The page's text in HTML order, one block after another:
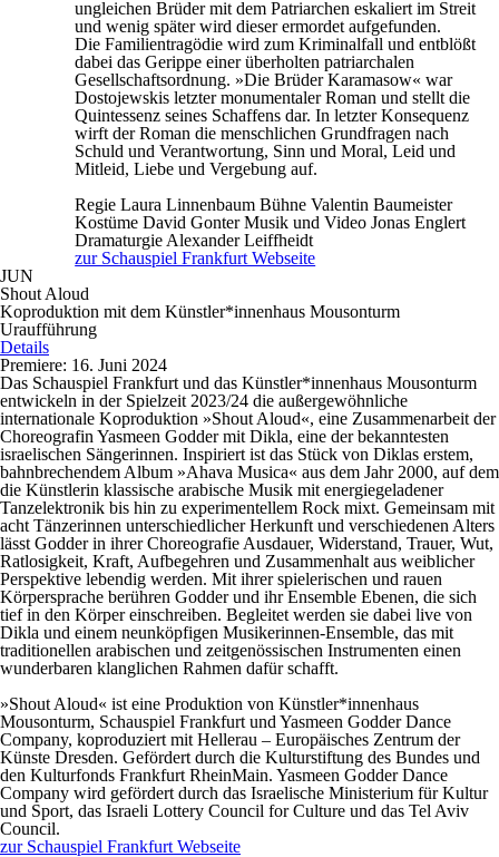
ungleichen Brüder mit dem Patriarchen eskaliert im Streit
und wenig später wird dieser ermordet aufgefunden.
Die Familientragödie wird zum Kriminalfall und entblößt
dabei das Gerippe einer überholten patriarchalen
Gesellschaftsordnung. »Die Brüder Karamasow« war
Dostojewskis letzter monumentaler Roman und stellt die
Quintessenz seines Schaffens dar. In letzter Konsequenz
wirft der Roman die menschlichen Grundfragen nach
Schuld und Verantwortung, Sinn und Moral, Leid und
Mitleid, Liebe und Vergebung auf.
Regie Laura LinnenbaumBühneValentin Baumeister
Kostüme David GonterMusik und Video Jonas Englert
Dramaturgie Alexander Leiffheidt
zur Schauspiel Frankfurt Webseite
JUN
Shout Aloud
Koproduktion mit dem Künstler*innenhaus Mousonturm
Uraufführung
Details
Premiere: 16. Juni 2024
Das Schauspiel Frankfurt und das Künstler*innenhaus Mousonturm
entwickeln in der Spielzeit 2023/24 die außergewöhnliche
internationale Koproduktion »Shout Aloud«, eine Zusammenarbeit der
Choreografin Yasmeen Godder mit Dikla, eine der bekanntesten
israelischen Sängerinnen. Inspiriert ist das Stück von Diklas erstem,
bahnbrechendem Album »Ahava Musica« aus dem Jahr 2000, auf dem
die Künstlerin klassische arabische Musik mit energiegeladener
Tanzelektronik bis hin zu experimentellem Rock mixt. Gemeinsam mit
acht Tänzerinnen unterschiedlicher Herkunft und verschiedenen Alters
lässt Godder in ihrer Choreografie Ausdauer, Widerstand, Trauer, Wut,
Ratlosigkeit, Kraft, Aufbegehren und Zusammenhalt aus weiblicher
Perspektive lebendig werden. Mit ihrer spielerischen und rauen
Körpersprache berühren Godder und ihr Ensemble Ebenen, die sich
tief in den Körper einschreiben. Begleitet werden sie dabei live von
Dikla und einem neunköpfigen Musikerinnen-Ensemble, das mit
traditionellen arabischen und zeitgenössischen Instrumenten einen
wunderbaren klanglichen Rahmen dafür schafft.
»Shout Aloud« ist eine Produktion von Künstler*innenhaus
Mousonturm, Schauspiel Frankfurt und Yasmeen Godder Dance
Company, koproduziert mit Hellerau – Europäisches Zentrum der
Künste Dresden. Gefördert durch die Kulturstiftung des Bundes und
den Kulturfonds Frankfurt RheinMain. Yasmeen Godder Dance
Company wird gefördert durch das Israelische Ministerium für Kultur
und Sport, das Israeli Lottery Council for Culture und das Tel Aviv
Council.
zur Schauspiel Frankfurt Webseite